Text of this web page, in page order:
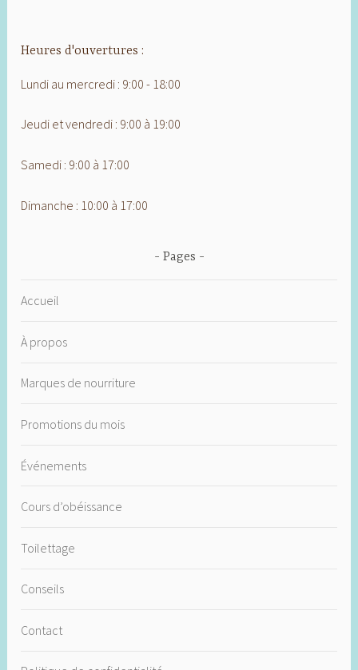
Heures d'ouvertures :
Lundi au mercredi : 9:00 - 18:00
Jeudi et vendredi : 9:00 à 19:00
Samedi : 9:00 à 17:00
Dimanche : 10:00 à 17:00
Pages
Accueil
À propos
Marques de nourriture
Promotions du mois
Événements
Cours d’obéissance
Toilettage
Conseils
Contact